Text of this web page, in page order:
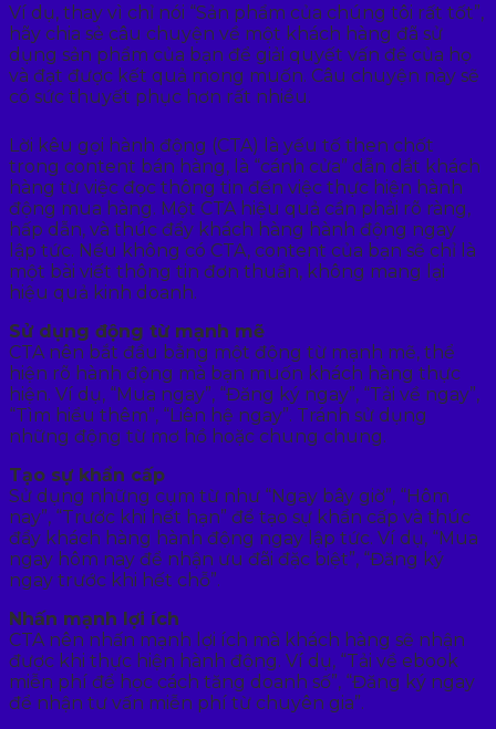
Ví dụ, thay vì chỉ nói “Sản phẩm của chúng tôi rất tốt”,
hãy chia sẻ câu chuyện về một khách hàng đã sử
dụng sản phẩm của bạn để giải quyết vấn đề của họ
và đạt được kết quả mong muốn. Câu chuyện này sẽ
có sức thuyết phục hơn rất nhiều.
Lời kêu gọi hành động (CTA) là yếu tố then chốt
trong content bán hàng, là “cánh cửa” dẫn dắt khách
hàng từ việc đọc thông tin đến việc thực hiện hành
động mua hàng. Một CTA hiệu quả cần phải rõ ràng,
hấp dẫn, và thúc đẩy khách hàng hành động ngay
lập tức. Nếu không có CTA, content của bạn sẽ chỉ là
một bài viết thông tin đơn thuần, không mang lại
hiệu quả kinh doanh.
Sử dụng động từ mạnh mẽ
CTA nên bắt đầu bằng một động từ mạnh mẽ, thể
hiện rõ hành động mà bạn muốn khách hàng thực
hiện. Ví dụ, “Mua ngay”, “Đăng ký ngay”, “Tải về ngay”,
“Tìm hiểu thêm”, “Liên hệ ngay”. Tránh sử dụng
những động từ mơ hồ hoặc chung chung.
Tạo sự khẩn cấp
Sử dụng những cụm từ như “Ngay bây giờ”, “Hôm
nay”, “Trước khi hết hạn” để tạo sự khẩn cấp và thúc
đẩy khách hàng hành động ngay lập tức. Ví dụ, “Mua
ngay hôm nay để nhận ưu đãi đặc biệt”, “Đăng ký
ngay trước khi hết chỗ”.
Nhấn mạnh lợi ích
CTA nên nhấn mạnh lợi ích mà khách hàng sẽ nhận
được khi thực hiện hành động. Ví dụ, “Tải về ebook
miễn phí để học cách tăng doanh số”, “Đăng ký ngay
để nhận tư vấn miễn phí từ chuyên gia”.